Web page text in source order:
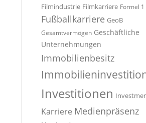
Filmindustrie Filmkarriere Formel 1
Fußballkarriere GeoB
Gesamtvermögen Geschäftliche
Unternehmungen
Immobilienbesitz
Investitionen
Karriere Medienpräsenz